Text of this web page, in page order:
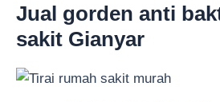
Jual gorden anti
sakit Gianyar